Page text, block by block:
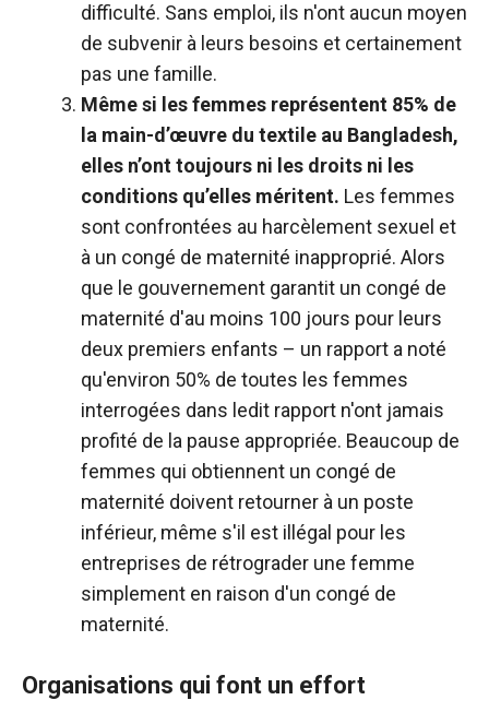
difficulté. Sans emploi, ils n'ont aucun moyen
de subvenir à leurs besoins et certainement
pas une famille.
Même si les femmes représentent 85% de
la main-d’œuvre du textile au Bangladesh,
elles n’ont toujours ni les droits ni les
conditions qu’elles méritent. Les femmes
sont confrontées au harcèlement sexuel et
à un congé de maternité inapproprié. Alors
que le gouvernement garantit un congé de
maternité d'au moins 100 jours pour leurs
deux premiers enfants – un rapport a noté
qu'environ 50% de toutes les femmes
interrogées dans ledit rapport n'ont jamais
profité de la pause appropriée. Beaucoup de
femmes qui obtiennent un congé de
maternité doivent retourner à un poste
inférieur, même s'il est illégal pour les
entreprises de rétrograder une femme
simplement en raison d'un congé de
maternité.
Organisations qui font un effort